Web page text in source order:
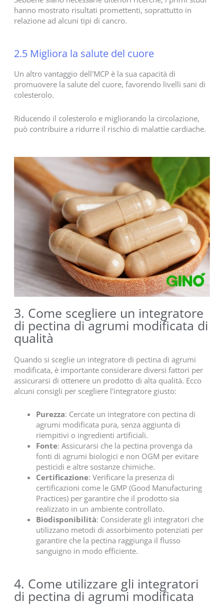
hanno mostrato risultati promettenti, soprattutto in
relazione ad alcuni tipi di cancro.
2.5 Migliora la salute del cuore
Un altro vantaggio dell'MCP è la sua capacità di
promuovere la salute del cuore, favorendo livelli sani di
colesterolo.
Riducendo il colesterolo e migliorando la circolazione,
può contribuire a ridurre il rischio di malattie cardiache.
3. Come scegliere un integratore
di pectina di agrumi modificata di
qualità
Quando si sceglie un integratore di pectina di agrumi
modificata, è importante considerare diversi fattori per
assicurarsi di ottenere un prodotto di alta qualità. Ecco
alcuni consigli per scegliere l'integratore giusto:
Purezza: Cercate un integratore con pectina di
agrumi modificata pura, senza aggiunta di
riempitivi o ingredienti artificiali.
Fonte: Assicurarsi che la pectina provenga da
fonti di agrumi biologici e non OGM per evitare
pesticidi e altre sostanze chimiche.
Certificazione: Verificare la presenza di
certificazioni come le GMP (Good Manufacturing
Practices) per garantire che il prodotto sia
realizzato in un ambiente controllato.
Biodisponibilità: Considerate gli integratori che
utilizzano metodi di assorbimento potenziati per
garantire che la pectina raggiunga il flusso
sanguigno in modo efficiente.
4. Come utilizzare gli integratori
di pectina di agrumi modificata